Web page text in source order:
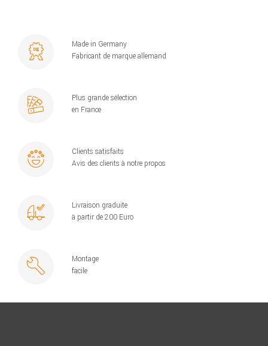
Made in Germany
Fabricant de marque allemand
Plus grande sélection
en France
Clients satisfaits
Avis des clients à notre propos
Livraison graduite
à partir de 200 Euro
Montage
facile